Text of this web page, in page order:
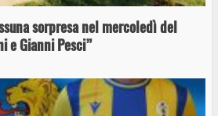
sorpresa nel mercoledì del
e Gianni Pesci”